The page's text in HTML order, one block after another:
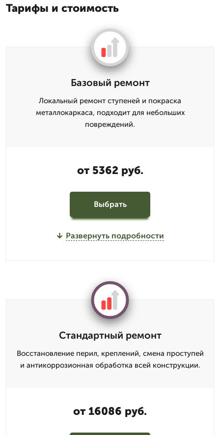
Тарифы и стоимость
Базовый ремонт
Локальный ремонт ступеней и покраска
металлокаркаса, подходит для небольших
повреждений.
от 5362 руб.
Выбрать
Развернуть подробности
Стандартный ремонт
Восстановление перил, креплений, смена проступей
и антикоррозионная обработка всей конструкции.
от 16086 руб.